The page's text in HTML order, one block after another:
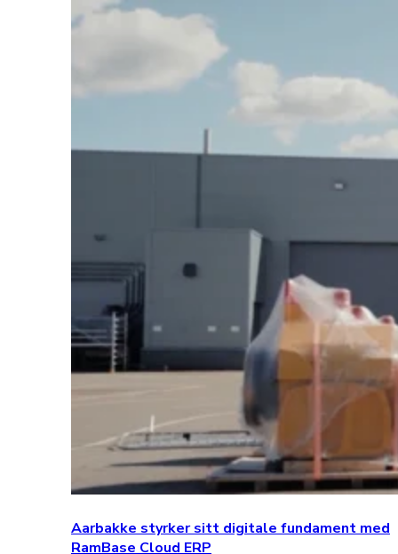
Aarbakke styrker sitt digitale fundament med
RamBase Cloud ERP